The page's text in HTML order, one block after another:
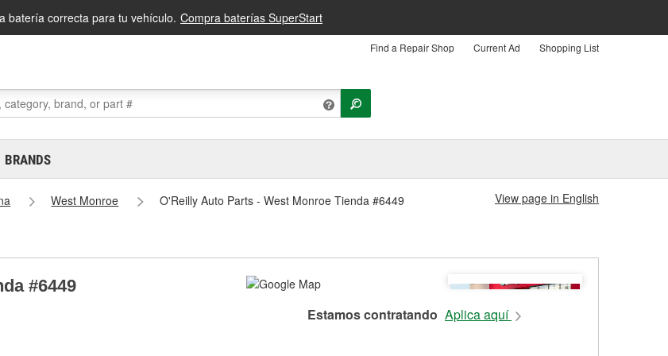
batería correcta para tu vehículo. Compra baterías SuperStart
Find a Repair Shop Current Ad Shopping List
BRANDS
West Monroe O'Reilly Auto Parts - West Monroe Tienda #6449 View page in English
#6449
Estamos contratando Aplica aquí